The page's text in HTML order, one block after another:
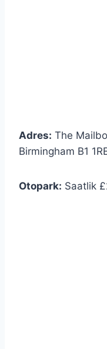
Adres: The
Birmingham B1
Otopark: Saatlik